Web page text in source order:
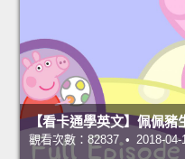
【看卡通學英文】佩佩豬
觀看次數：82837 • 2018-04-